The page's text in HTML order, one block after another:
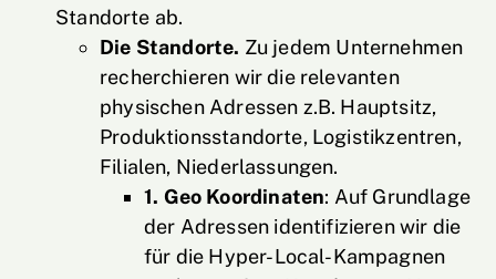
Standorte ab.
Die Standorte. Zu jedem Unternehmen
recherchieren wir die relevanten
physischen Adressen z.B. Hauptsitz,
Produktionsstandorte, Logistikzentren,
Filialen, Niederlassungen.
1. Geo Koordinaten: Auf Grundlage
der Adressen identifizieren wir die
für die Hyper-Local-Kampagnen